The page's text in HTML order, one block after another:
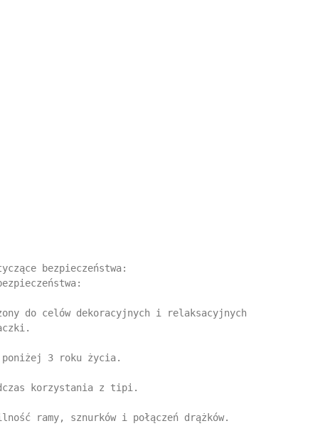
bezpieczeństwa:
do celów dekoracyjnych i relaksacyjnych
3 roku życia.
korzystania z tipi.
ramy, sznurków i połączeń drążków.